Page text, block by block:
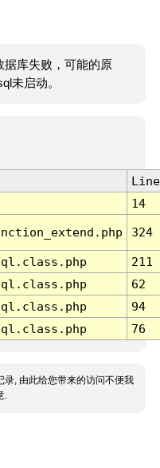
据库失败，可能的原
未启动。
Line
14
324
211
62
94
76
录, 由此给您带来的访问不便我
.